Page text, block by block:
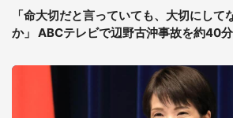
「命大切だと言っていても、大切にして
か」 ABCテレビで辺野古沖事故を約40